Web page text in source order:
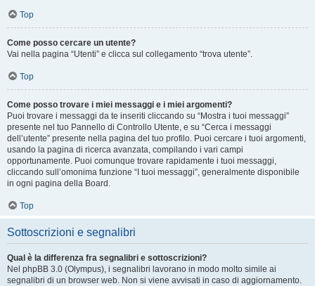
Top
Come posso cercare un utente?
Vai nella pagina “Utenti” e clicca sul collegamento “trova utente”.
Top
Come posso trovare i miei messaggi e i miei argomenti?
Puoi trovare i messaggi da te inseriti cliccando su “Mostra i tuoi messaggi”
presente nel tuo Pannello di Controllo Utente, e su “Cerca i messaggi
dell’utente” presente nella pagina del tuo profilo. Puoi cercare i tuoi argomenti,
usando la pagina di ricerca avanzata, compilando i vari campi
opportunamente. Puoi comunque trovare rapidamente i tuoi messaggi,
cliccando sull’omonima funzione “I tuoi messaggi”, generalmente disponibile
in ogni pagina della Board.
Top
Sottoscrizioni e segnalibri
Qual è la differenza fra segnalibri e sottoscrizioni?
Nel phpBB 3.0 (Olympus), i segnalibri lavorano in modo molto simile ai
segnalibri di un browser web. Non si viene avvisati in caso di aggiornamento.